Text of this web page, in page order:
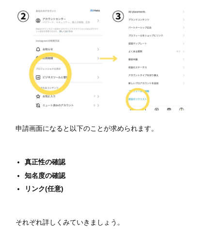
申請画面になると以下のことが求められます。
真正性の確認
知名度の確認
リンク(任意)
それぞれ詳しくみていきましょう。